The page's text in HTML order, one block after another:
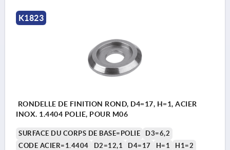
K1823
RONDELLE DE FINITION ROND, D4=17, H=1, ACIER
INOX. 1.4404 POLIE, POUR M06
SURFACE DU CORPS DE BASE=POLIE
D3=6,2
CODE ACIER=1.4404
D2=12,1 D4=17 H=1
H1=2